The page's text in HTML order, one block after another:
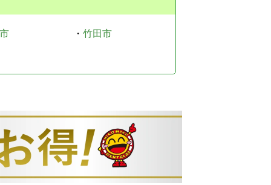
・ 竹田市